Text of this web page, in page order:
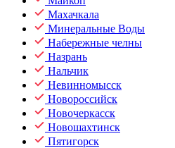
Махачкала
Минеральные Воды
Набережные челны
Назрань
Нальчик
Невинномысск
Новороссийск
Новочеркасск
Новошахтинск
Пятигорск